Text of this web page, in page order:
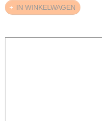
IN WINKELWAGEN